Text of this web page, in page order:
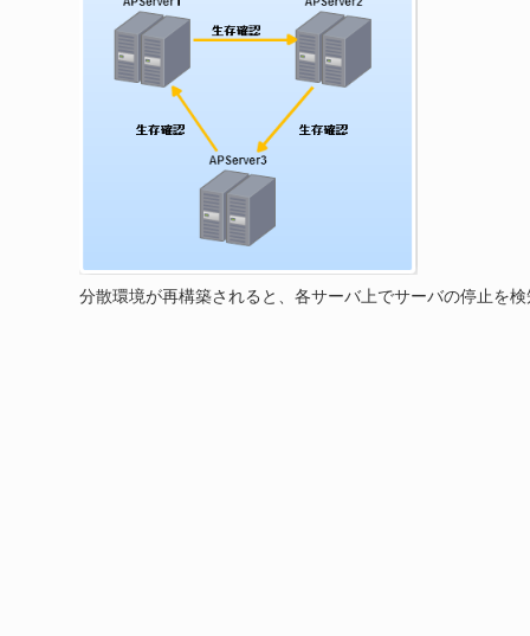
分散環境が再構築されると、各サーバ上でサーバの停止を